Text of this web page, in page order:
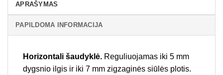
APRAŠYMAS
PAPILDOMA INFORMACIJA
Horizontali šaudyklė. Reguliuojamas iki 5 mm
dygsnio ilgis ir iki 7 mm zigzaginės siūlės plotis.